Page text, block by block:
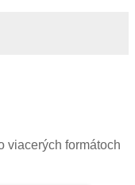
viacerých formátoch